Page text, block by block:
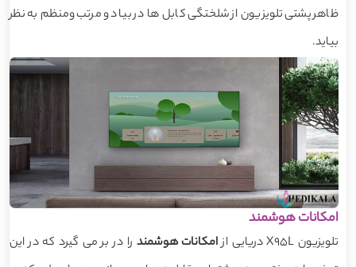
ظاهر پشتی تلویزیون از شلختگی کابل ها در بیاد و مرتب ومنظم به نظر
بیاید.
امکانات هوشمند
تلویزیون X95L دریایی از امکانات هوشمندرا در بر می گیرد که در این